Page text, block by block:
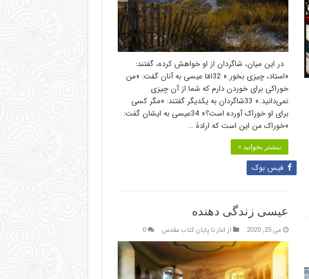
در این میان، شاگردان از او خواهش کرده، گفتند:
«استاد، چیزی بخور.» 32امّا عیسی به آنان گفت: «من
خوراکی برای خوردن دارم که شما از آن چیزی
نمی‌دانید.» 33شاگردان به یکدیگر گفتند: «مگر کسی
برای او خوراک آورده است؟» 34عیسی به ایشان گفت:
«خوراک من این است که ارادۀ …
بیشتر بخوانید »
فیس بوک
عیسی زندگی دهنده
می 25, 2020 از اغاز تا پایان کتاب مقدس 0